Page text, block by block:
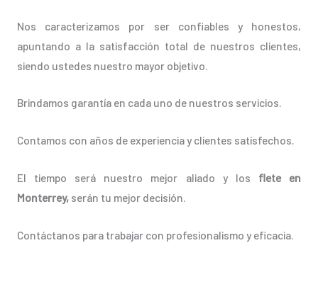
Nos caracterizamos por ser confiables y honestos,
apuntando a la satisfacción total de nuestros clientes,
siendo ustedes nuestro mayor objetivo.
Brindamos garantía en cada uno de nuestros servicios.
Contamos con años de experiencia y clientes satisfechos.
El tiempo será nuestro mejor aliado y los flete en
Monterrey, serán tu mejor decisión.
Contáctanos para trabajar con profesionalismo y eficacia.